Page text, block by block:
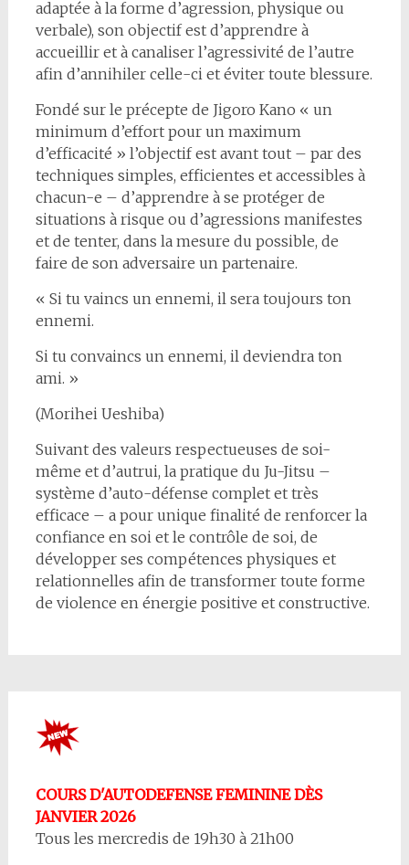
adaptée à la forme d’agression, physique ou
verbale), son objectif est d’apprendre à
accueillir et à canaliser l’agressivité de l’autre
afin d’annihiler celle-ci et éviter toute blessure.
Fondé sur le précepte de Jigoro Kano « un
minimum d’effort pour un maximum
d’efficacité » l’objectif est avant tout – par des
techniques simples, efficientes et accessibles à
chacun-e – d’apprendre à se protéger de
situations à risque ou d’agressions manifestes
et de tenter, dans la mesure du possible, de
faire de son adversaire un partenaire.
« Si tu vaincs un ennemi, il sera toujours ton
ennemi.
Si tu convaincs un ennemi, il deviendra ton
ami. »
(Morihei Ueshiba)
Suivant des valeurs respectueuses de soi-
même et d’autrui, la pratique du Ju-Jitsu –
système d’auto-défense complet et très
efficace – a pour unique finalité de renforcer la
confiance en soi et le contrôle de soi, de
développer ses compétences physiques et
relationnelles afin de transformer toute forme
de violence en énergie positive et constructive.
COURS D'AUTODEFENSE FEMININE DÈS
JANVIER 2026
Tous les mercredis de 19h30 à 21h00